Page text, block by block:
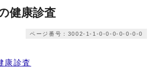
健康診査
ページ番号：3002-1-1-0-0-0-0-0-0-0
康診査